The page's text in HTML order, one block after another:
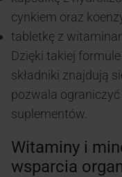
cynkiem oraz
tabletkę z
Dzięki takiej
składniki znajdują
pozwala
suplementów.
Witaminy i
wsparcia